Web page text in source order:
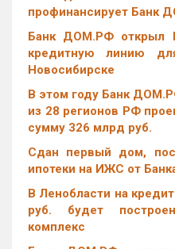
профинансирует Банк
Банк ДОМ.РФ открыл
кредитную линию
Новосибирске
В этом году Банк
из 28 регионов РФ
сумму 326 млрд руб.
Сдан первый дом,
ипотеки на ИЖС от
В Ленобласти на
руб. будет
комплекс